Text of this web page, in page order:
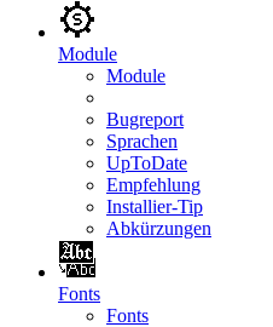
Module
Module
Bugreport
Sprachen
UpToDate
Empfehlung
Installier-Tip
Abkürzungen
Fonts
Fonts